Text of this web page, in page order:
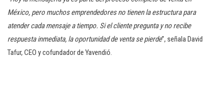
México, pero muchos emprendedores no tienen la estructura para
atender cada mensaje a tiempo. Si el cliente pregunta y no recibe
respuesta inmediata, la oportunidad de venta se pierde”, señala David
Tafur, CEO y cofundador de Yavendió.